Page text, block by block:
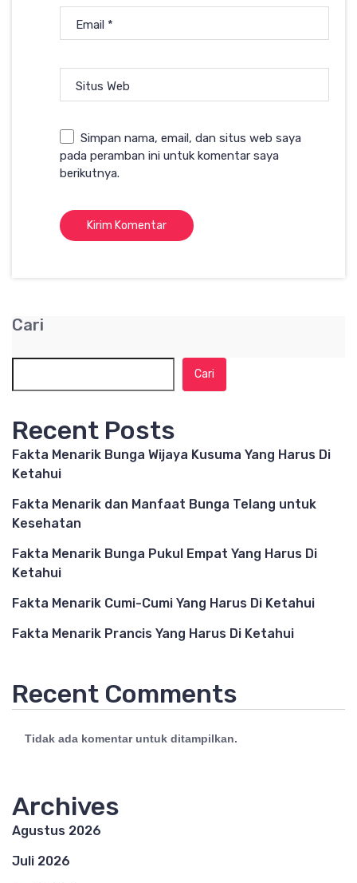
Email *
Situs Web
Simpan nama, email, dan situs web saya
pada peramban ini untuk komentar saya
berikutnya.
Cari
Cari
Recent Posts
Fakta Menarik Bunga Wijaya Kusuma Yang Harus Di
Ketahui
Fakta Menarik dan Manfaat Bunga Telang untuk
Kesehatan
Fakta Menarik Bunga Pukul Empat Yang Harus Di
Ketahui
Fakta Menarik Cumi-Cumi Yang Harus Di Ketahui
Fakta Menarik Prancis Yang Harus Di Ketahui
Recent Comments
Tidak ada komentar untuk ditampilkan.
Archives
Agustus 2026
Juli 2026